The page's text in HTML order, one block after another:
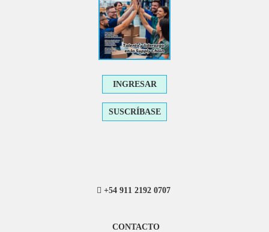
INGRESAR
SUSCRÍBASE
+54 911 2192 0707
CONTACTO